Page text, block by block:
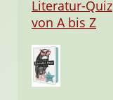
Literatur-Quiz
von A bis Z